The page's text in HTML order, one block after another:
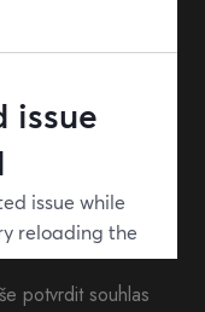
potvrdit souhlas